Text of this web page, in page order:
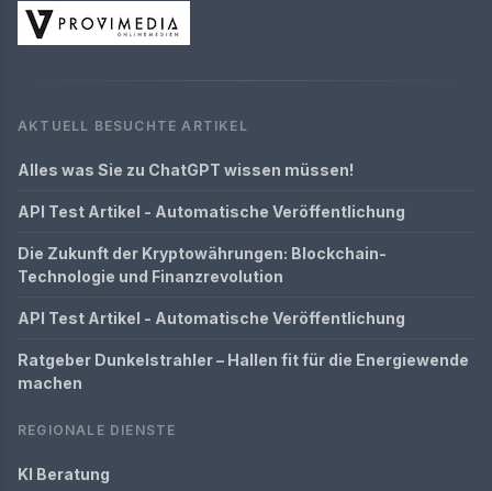
AKTUELL BESUCHTE ARTIKEL
Alles was Sie zu ChatGPT wissen müssen!
API Test Artikel - Automatische Veröffentlichung
Die Zukunft der Kryptowährungen: Blockchain-
Technologie und Finanzrevolution
API Test Artikel - Automatische Veröffentlichung
Ratgeber Dunkelstrahler – Hallen fit für die Energiewende
machen
REGIONALE DIENSTE
KI Beratung